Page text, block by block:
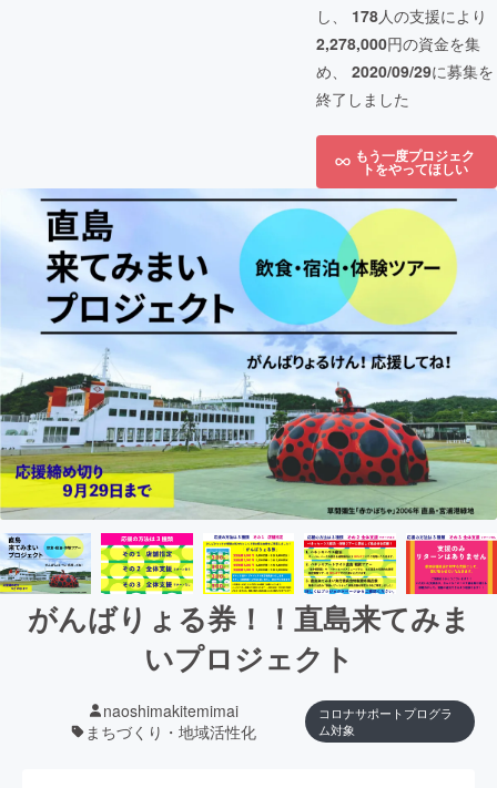
し、 178人の支援により
2,278,000円の資金を集
め、 2020/09/29に募集を
終了しました
もう一度プロジェク
トをやってほしい
がんばりょる券！！直島来てみま
いプロジェクト
naoshimakitemimai
まちづくり・地域活性化
コロナサポートプログラ
ム対象